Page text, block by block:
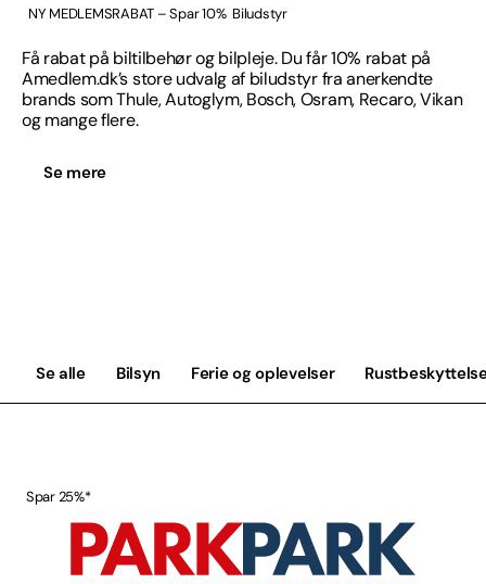
NY MEDLEMSRABAT – Spar 10% Biludstyr
Få rabat på biltilbehør og bilpleje. Du får 10% rabat på
Amedlem.dk’s store udvalg af biludstyr fra anerkendte
brands som Thule, Autoglym, Bosch, Osram, Recaro, Vikan
og mange flere.
Se mere
Se alle Bilsyn Ferie og oplevelser
Spar 25%*